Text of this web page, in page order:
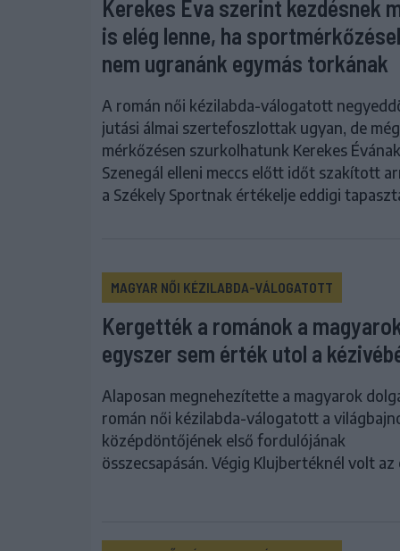
Kerekes Éva szerint kezdésnek
is elég lenne, ha
nem ugranánk egymás torkának
A román női kézilabda-válogatott
jutási álmai szertefoszlottak ugyan, de
mérkőzésen szurkolhatunk Kerekes
Szenegál elleni meccs előtt időt szakított
a Székely Sportnak értékelje eddigi
MAGYAR NŐI KÉZILABDA-VÁLOGATOTT
Kergették a románok a
egyszer sem érték utol a
Alaposan megnehezítette a magyarok
román női kézilabda-válogatott a
középdöntőjének első fordulójának
összecsapásán. Végig Klujbertéknél volt az